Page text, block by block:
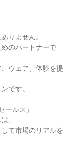
りません。
のパートナーで
ウェア、体験を提
です。
ールス」
、
て市場のリアルを